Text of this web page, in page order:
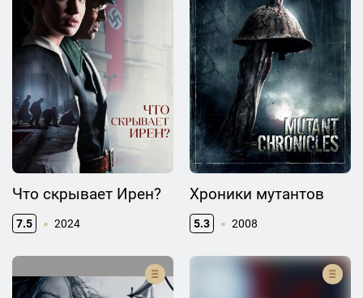
Что скрывает Ирен?
7.5 2024
Хроники мутантов
5.3 2008